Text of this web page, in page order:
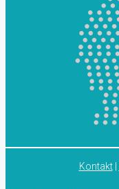
Kontakt|